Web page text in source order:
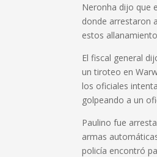
Neronha dijo que
donde arrestaron
estos
El fiscal general
un tiroteo en
los oficiales
golpeando a un
Paulino fue
armas
policía encontró